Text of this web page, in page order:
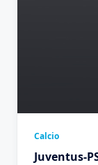
Calcio
Juventus-